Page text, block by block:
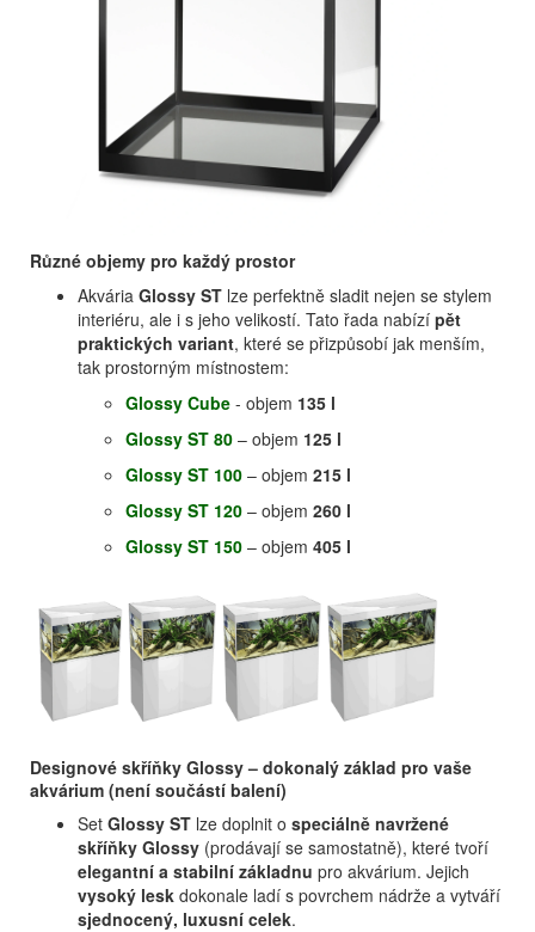
Různé objemy pro každý prostor
Akvária Glossy ST lze perfektně sladit nejen se stylem
interiéru, ale i s jeho velikostí. Tato řada nabízí pět
praktických variant, které se přizpůsobí jak menším,
tak prostorným místnostem:
Glossy Cube - objem 135 l
Glossy ST 80 – objem 125 l
Glossy ST 100 – objem 215 l
Glossy ST 120 – objem 260 l
Glossy ST 150 – objem 405 l
Designové skříňky Glossy – dokonalý základ pro vaše
akvárium (není součástí balení)
Set Glossy ST lze doplnit o speciálně navržené
skříňky Glossy (prodávají se samostatně), které tvoří
elegantní a stabilní základnu pro akvárium. Jejich
vysoký lesk dokonale ladí s povrchem nádrže a vytváří
sjednocený, luxusní celek.